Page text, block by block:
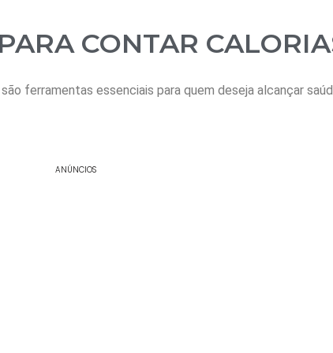
CONTAR
ferramentas essenciais para quem deseja alcançar
ANÚNCIOS